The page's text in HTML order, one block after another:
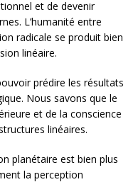
et de devenir
L’humanité entre
radicale se produit bien
linéaire.
prédire les résultats
Nous savons que le
et de la conscience
linéaires.
planétaire est bien plus
la perception